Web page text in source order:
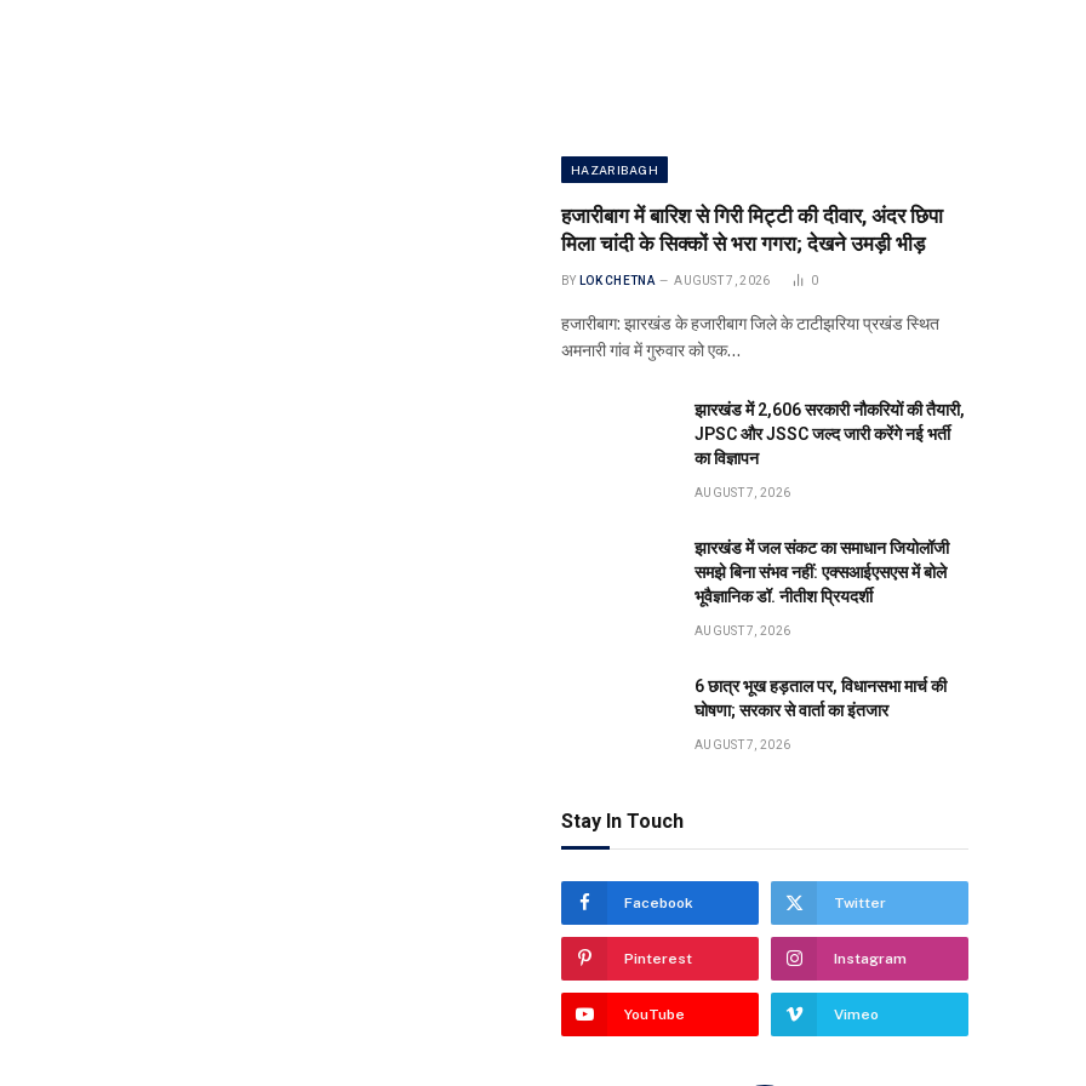
HAZARIBAGH
हजारीबाग में बारिश से गिरी मिट्टी की दीवार, अंदर छिपा
मिला चांदी के सिक्कों से भरा गगरा; देखने उमड़ी भीड़
BY LOK CHETNA AUGUST 7, 2026 0
हजारीबाग: झारखंड के हजारीबाग जिले के टाटीझरिया प्रखंड स्थित
अमनारी गांव में गुरुवार को एक…
झारखंड में 2,606 सरकारी नौकरियों की तैयारी,
JPSC और JSSC जल्द जारी करेंगे नई भर्ती
का विज्ञापन
AUGUST 7, 2026
झारखंड में जल संकट का समाधान जियोलॉजी
समझे बिना संभव नहीं: एक्सआईएसएस में बोले
भूवैज्ञानिक डॉ. नीतीश प्रियदर्शी
AUGUST 7, 2026
6 छात्र भूख हड़ताल पर, विधानसभा मार्च की
घोषणा; सरकार से वार्ता का इंतजार
AUGUST 7, 2026
Stay In Touch
Facebook Twitter
Pinterest Instagram
YouTube Vimeo